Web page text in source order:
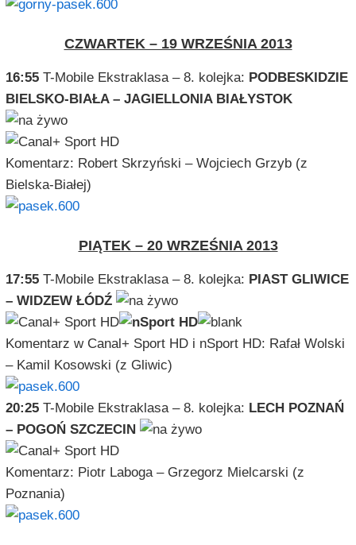
CZWARTEK – 19 WRZEŚNIA 2013
16:55 T-Mobile Ekstraklasa – 8. kolejka: PODBESKIDZIE
BIELSKO-BIAŁA – JAGIELLONIA BIAŁYSTOK
Komentarz: Robert Skrzyński – Wojciech Grzyb (z
Bielska-Białej)
PIĄTEK – 20 WRZEŚNIA 2013
17:55 T-Mobile Ekstraklasa – 8. kolejka: PIAST GLIWICE
– WIDZEW ŁÓDŹ
Komentarz w Canal+ Sport HD i nSport HD: Rafał Wolski
– Kamil Kosowski (z Gliwic)
20:25 T-Mobile Ekstraklasa – 8. kolejka: LECH POZNAŃ
– POGOŃ SZCZECIN
Komentarz: Piotr Laboga – Grzegorz Mielcarski (z
Poznania)